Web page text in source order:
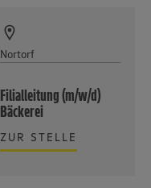
Nortorf
Filialleitung (m/w/d)
Bäckerei
ZUR STELLE